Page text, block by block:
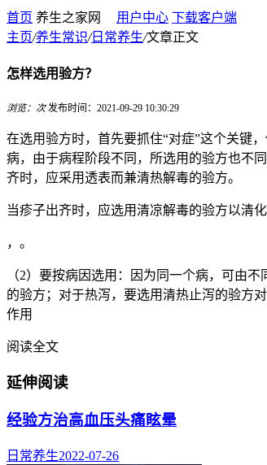
首页 养生之家网 用户中心 下载客户端
主页/养生常识/日常养生/文章正文
怎样选用验方？
浏览： 次 发布时间：2021-09-29 10:30:29
在选用验方时，首先要抓住“对症”这个关键
病，由于病程阶段不同，所选用的验方也不
齐时，应采用透表而兼清热解毒的验方。
当疹子出齐时，应选用清凉解毒的验方以清
，。
（2）要按病因选用：因为同一个病，可由
的验方；对于热泻，要选用清热止泻的验方
作用
阅读全文
延伸阅读
经验方治高血压头痛眩晕
日常养生2022-07-26